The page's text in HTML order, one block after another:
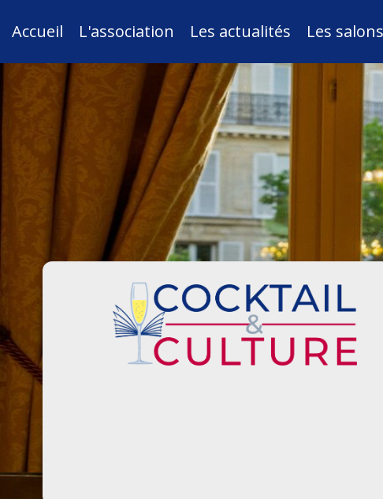
Accueil L'association Les actualités Les